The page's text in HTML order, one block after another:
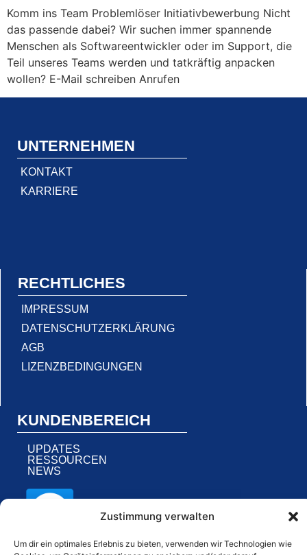
Zustimmung verwalten
Um dir ein optimales Erlebnis zu bieten, verwenden wir Technologien wie
Komm ins Team Problemlöser Initiativbewerbung Nicht
das passende dabei? Wir suchen immer spannende
Menschen als Softwareentwickler oder im Support, die
Teil unseres Teams werden und tatkräftig anpacken
wollen? E-Mail schreiben Anrufen
UNTERNEHMEN
KONTAKT
KARRIERE
RECHTLICHES
IMPRESSUM
DATENSCHUTZERKLÄRUNG
AGB
LIZENZBEDINGUNGEN
KUNDENBEREICH
UPDATES
RESSOURCEN
NEWS